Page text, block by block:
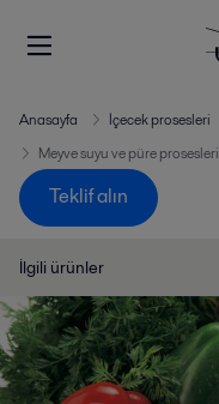
Anasayfa İçecek prosesleri
Meyve suyu ve püre prosesleri
Teklif alın
İlgili ürünler